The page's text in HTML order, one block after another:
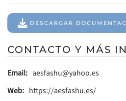
DESCARGAR
CONTACTO Y MÁS
Email: aesfashu@yahoo.es
Web: https://aesfashu.es/